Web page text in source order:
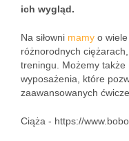
ich wygląd.
Na siłowni mamy o
różnorodnych
treningu. Możemy
wyposażenia, które
zaawansowanych
Ciąża - https://